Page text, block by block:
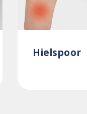
Hielspoor